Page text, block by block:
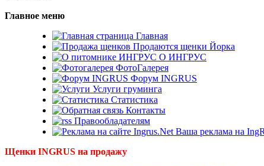
Главное меню
Главная
Продаются щенки Йорка
О ИНГРУС
ФотоГалерея
Форум INGRUS
Услуги груминга
Статистика
Контакты
Правообладателям
Ваша реклама на
Щенки INGRUS на продажу